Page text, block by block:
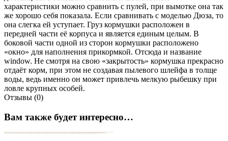
характеристики можно сравнить с пулей, при вымотке она так
же хорошо себя показала. Если сравнивать с моделью Дюза, то
она слегка ей уступает. Груз кормушки расположен в
передней части её корпуса и является единым целым. В
боковой части одной из сторон кормушки расположено
«окно» для наполнения прикормкой. Отсюда и название
window. Не смотря на свою «закрытость» кормушка прекрасно
отдаёт корм, при этом не создавая пылевого шлейфа в толще
воды, ведь именно он может привлечь мелкую рыбешку при
ловле крупных особей.
Отзывы (0)
Вам также будет интересно…